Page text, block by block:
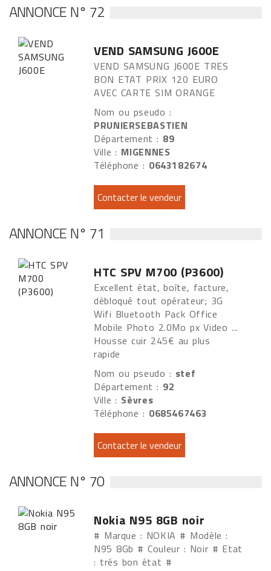
ANNONCE N° 72
VEND SAMSUNG J600E
VEND SAMSUNG J600E TRES
BON ETAT PRIX 120 EURO
AVEC CARTE SIM ORANGE
Nom ou pseudo :
PRUNIERSEBASTIEN
Département : 89
Ville : MIGENNES
Téléphone : 0643182674
ANNONCE N° 71
HTC SPV M700 (P3600)
Excellent état, boîte, facture,
débloqué tout opérateur; 3G
Wifi Bluetooth Pack Office
Mobile Photo 2.0Mo px Video ...
Housse cuir 245€ au plus
rapide
Nom ou pseudo : stef
Département : 92
Ville : Sèvres
Téléphone : 0685467463
ANNONCE N° 70
Nokia N95 8GB noir
# Marque : NOKIA # Modèle :
N95 8Gb # Couleur : Noir # Etat
: trés bon état #